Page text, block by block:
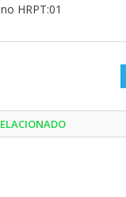
HRPT:01